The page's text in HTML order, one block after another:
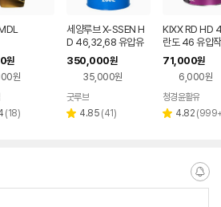
원
원
리
(18)
세양루브 X-SSEN H
D 46,32,68 유압유
유압작동유 드럼 200
L
350,000원
35,000원
굿루브
별 4.85 리
(41)
KIXX RD HD
란도 46 유압
유압유 20L
71,000원
6,000원
청경윤활유
별 4.82 리
(
알